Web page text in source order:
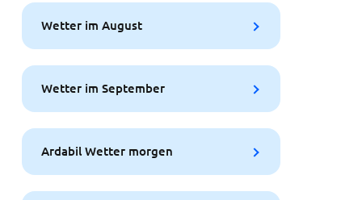
Wetter im August
Wetter im September
Ardabil Wetter morgen